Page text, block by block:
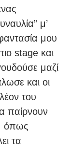
μ’
μου
stage και
μαζί
και οι
του
παίρνουν
όπως
τα